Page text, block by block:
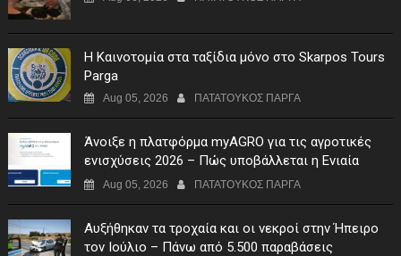
Η Καινοτομία στα ταξίδια μόνο στο Skarpos Tours
Parga
Aug 05, 2026 ΠΑΤΑΤΟΥΚΟΣ ΠΑΡΓΑ
Άνοιξε η πλατφόρμα myAGRO για τις αγροτικές
ενισχύσεις 2026 – Πώς υποβάλλεται η Ενιαία
Αίτηση Ενίσχυσης
Aug 05, 2026 ΠΑΤΑΤΟΥΚΟΣ ΠΑΡΓΑ
Αυξήθηκαν τα τροχαία και οι νεκροί στην Ήπειρο
τον Ιούλιο – Πάνω από 5.500 παραβάσεις